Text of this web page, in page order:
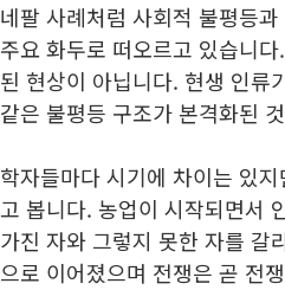
네팔 사례처럼 사회적 불평등
주요 화두로 떠오르고 있습니
된 현상이 아닙니다. 현생 인류
같은 불평등 구조가 본격화된
학자들마다 시기에 차이는 있
고 봅니다. 농업이 시작되면서
가진 자와 그렇지 못한 자를 갈
으로 이어졌으며 전쟁은 곧 전